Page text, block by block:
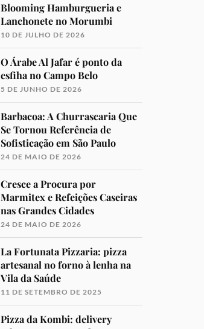
Blooming Hamburgueria e
Lanchonete no Morumbi
10 DE JULHO DE 2026
O Árabe Al Jafar é ponto da
esfiha no Campo Belo
5 DE JUNHO DE 2026
Barbacoa: A Churrascaria Que
Se Tornou Referência de
Sofisticação em São Paulo
24 DE MAIO DE 2026
Cresce a Procura por
Marmitex e Refeições Caseiras
nas Grandes Cidades
24 DE MAIO DE 2026
La Fortunata Pizzaria: pizza
artesanal no forno à lenha na
Vila da Saúde
11 DE SETEMBRO DE 2025
Pizza da Kombi: delivery